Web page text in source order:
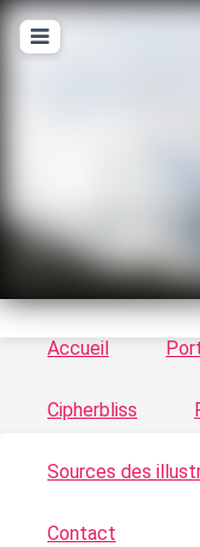
Le vortex à
genre par Tykayn
Accueil
Cipherbliss
Sources des
Contact